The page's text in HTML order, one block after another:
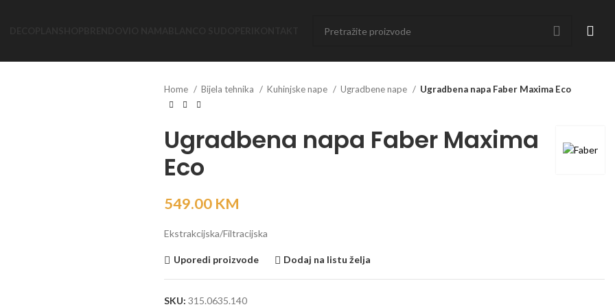
Home
Bijela tehnika Kuhinjske nape Ugradbene nape Ugradbena napa Faber Maxima Eco
Ugradbena napa Faber Maxima
Eco
549.00 KM
Ekstrakcijska/Filtracijska
Uporedi proizvode Dodaj na listu želja
SKU: 315.0635.140